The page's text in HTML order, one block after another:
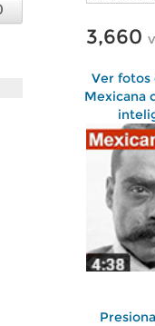
3,660
Ver fotos
Mexicana